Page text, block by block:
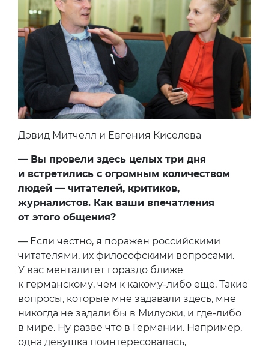
Дэвид Митчелл и Евгения Киселева
— Вы провели здесь целых три дня
и встретились с огромным количеством
людей — читателей, критиков,
журналистов. Как ваши впечатления
от этого общения?
— Если честно, я поражен российскими
читателями, их философскими вопросами.
У вас менталитет гораздо ближе
к германскому, чем к какому-либо еще. Такие
вопросы, которые мне задавали здесь, мне
никогда не задали бы в Милуоки, и где-либо
в мире. Ну разве что в Германии. Например,
одна девушка поинтересовалась,